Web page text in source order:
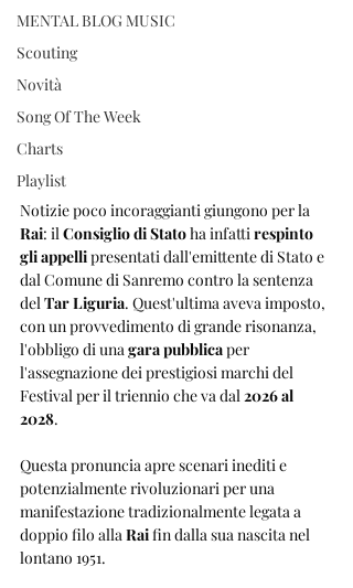
MENTAL BLOG MUSIC
Scouting
Novità
Song Of The Week
Charts
Playlist
Notizie poco incoraggianti giungono per la
Rai: il Consiglio di Stato ha infatti respinto
gli appelli presentati dall'emittente di Stato e
dal Comune di Sanremo contro la sentenza
del Tar Liguria. Quest'ultima aveva imposto,
con un provvedimento di grande risonanza,
l'obbligo di una gara pubblica per
l'assegnazione dei prestigiosi marchi del
Festival per il triennio che va dal 2026 al
2028.
Questa pronuncia apre scenari inediti e
potenzialmente rivoluzionari per una
manifestazione tradizionalmente legata a
doppio filo alla Rai fin dalla sua nascita nel
lontano 1951.